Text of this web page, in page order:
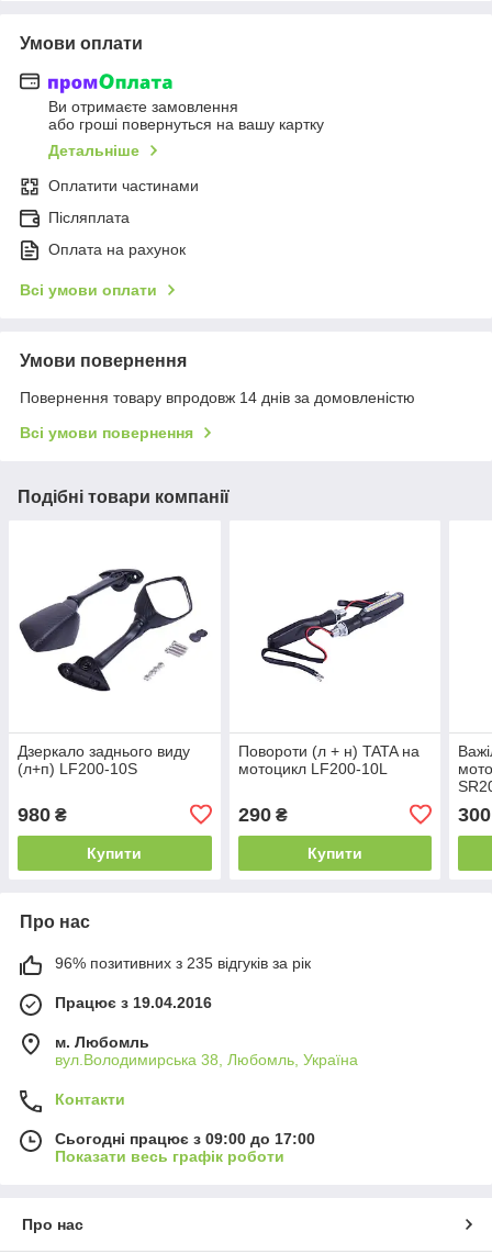
Умови оплати
Ви отримаєте замовлення
або гроші повернуться на вашу картку
Детальніше
Оплатити частинами
Післяплата
Оплата на рахунок
Всі умови оплати
Умови повернення
Повернення товару впродовж 14 днів за домовленістю
Всі умови повернення
Подібні товари компанії
Дзеркало заднього виду
(л+п) LF200-10S
980 ₴
Купити
Повороти (л + н) TATA на
мотоцикл LF200-10L
290₴
Купити
300
Про нас
96% позитивних з 235 відгуків за рік
Працює з 19.04.2016
м. Любомль
вул.Володимирська 38, Любомль, Україна
Контакти
Сьогодні працює з 09:00 до 17:00
Показати весь графік роботи
Про нас